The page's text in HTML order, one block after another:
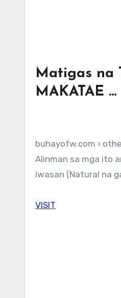
Matigas na
MAKATAE …
buhayofw.com ›
Alinman sa mga ito ang iyong nakasanayan, normal na lamang ito para sayo … Mga pagkain at inumin na dapat
iwasan (Natural na
VISIT